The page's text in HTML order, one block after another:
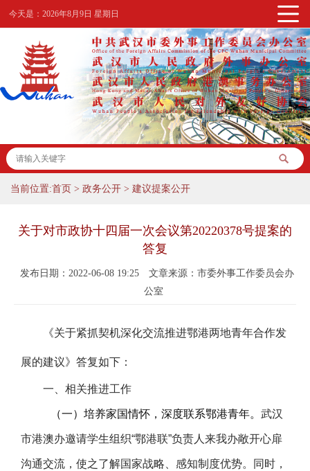
今天是：2026年8月9日 星期日
当前位置:首页 > 政务公开 > 建议提案公开
关于对市政协十四届一次会议第20220378号提案的
答复
发布日期：2022-06-08 19:25
文章来源：市委外事工作委员会办
公室
《关于紧抓契机深化交流推进鄂港两地青年合作发
展的建议》答复如下：
一、相关推进工作
（一）培养家国情怀，深度联系鄂港青年。 武汉
市港澳办邀请学生组织“鄂港联”负责人来我办敞开心扉
沟通交流，使之了解国家战略、感知制度优势。同时，